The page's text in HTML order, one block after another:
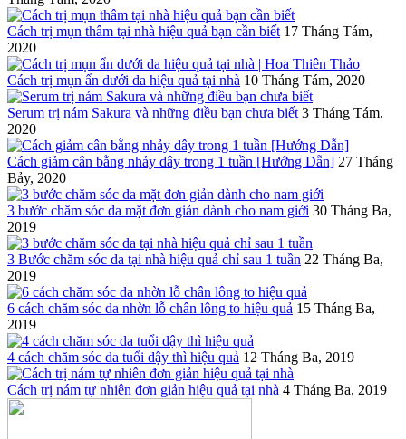
Cách trị mụn thâm tại nhà hiệu quả bạn cần biết 17 Tháng Tám,
2020
Cách trị mụn ẩn dưới da hiệu quả tại nhà 10 Tháng Tám, 2020
Serum trị nám Sakura và những điều bạn chưa biết 3 Tháng Tám,
2020
Cách giảm cân bằng nhảy dây trong 1 tuần [Hướng Dẫn] 27 Tháng
Bảy, 2020
3 bước chăm sóc da mặt đơn giản dành cho nam giới 30 Tháng Ba,
2019
3 Bước chăm sóc da tại nhà hiệu quả chỉ sau 1 tuần 22 Tháng Ba,
2019
6 cách chăm sóc da nhờn lỗ chân lông to hiệu quả 15 Tháng Ba,
2019
4 cách chăm sóc da tuổi dậy thì hiệu quả 12 Tháng Ba, 2019
Cách trị nám tự nhiên đơn giản hiệu quả tại nhà 4 Tháng Ba, 2019